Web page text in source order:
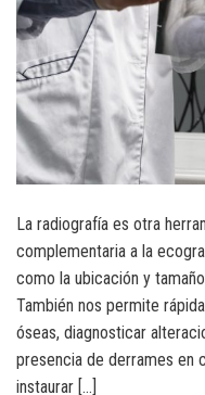
La radiografía es otra
complementaria a la
como la ubicación y
También nos permite
óseas, diagnosticar
presencia de derrames en
instaurar […]